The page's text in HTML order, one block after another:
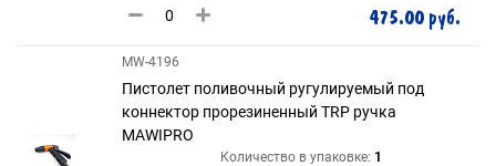
475.00 руб.
MW-4196
Пистолет поливочный ругулируемый под
коннектор прорезиненный TRP ручка
MAWIPRO
Количество в упаковке: 1